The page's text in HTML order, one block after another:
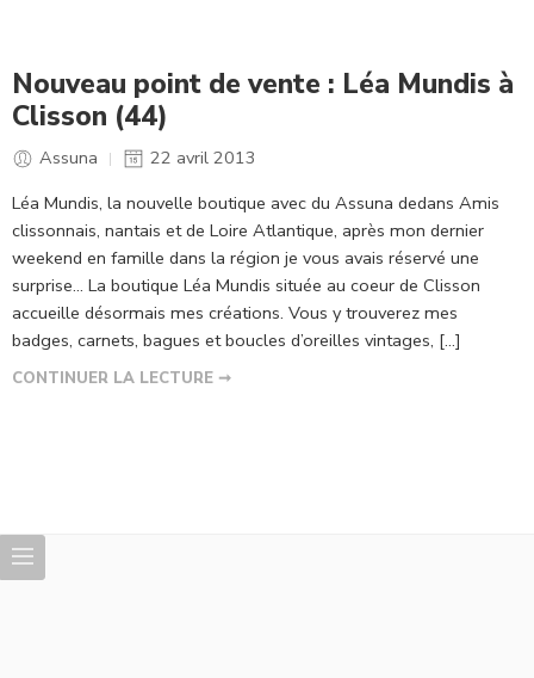
Nouveau point de vente : Léa Mundis à
Clisson (44)
Assuna
22 avril 2013
Léa Mundis, la nouvelle boutique avec du Assuna dedans Amis
clissonnais, nantais et de Loire Atlantique, après mon dernier
weekend en famille dans la région je vous avais réservé une
surprise… La boutique Léa Mundis située au coeur de Clisson
accueille désormais mes créations. Vous y trouverez mes
badges, carnets, bagues et boucles d’oreilles vintages, […]
CONTINUER LA LECTURE ➞